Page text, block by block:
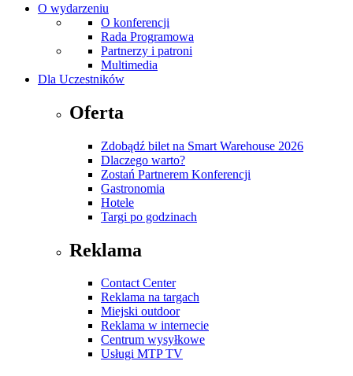
O wydarzeniu
O konferencji
Rada Programowa
Partnerzy i patroni
Multimedia
Dla Uczestników
Oferta
Zdobądź bilet na Smart Warehouse 2026
Dlaczego warto?
Zostań Partnerem Konferencji
Gastronomia
Hotele
Targi po godzinach
Reklama
Contact Center
Reklama na targach
Miejski outdoor
Reklama w internecie
Centrum wysyłkowe
Usługi MTP TV